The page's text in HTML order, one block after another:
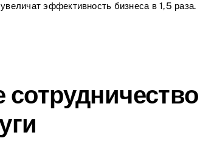
эффективность бизнеса в 1,5 раза.